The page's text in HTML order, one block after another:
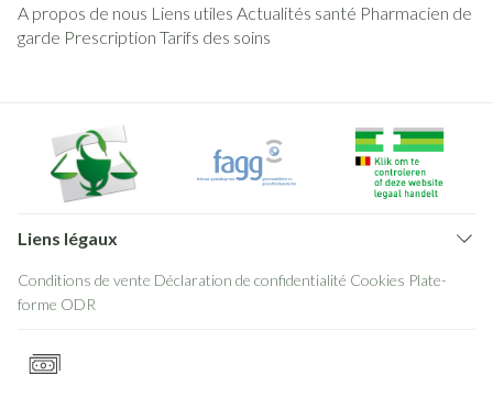
A propos de nous Liens utiles Actualités santé Pharmacien de
garde Prescription Tarifs des soins
Liens légaux
Conditions de vente Déclaration de confidentialité Cookies Plate-
forme ODR